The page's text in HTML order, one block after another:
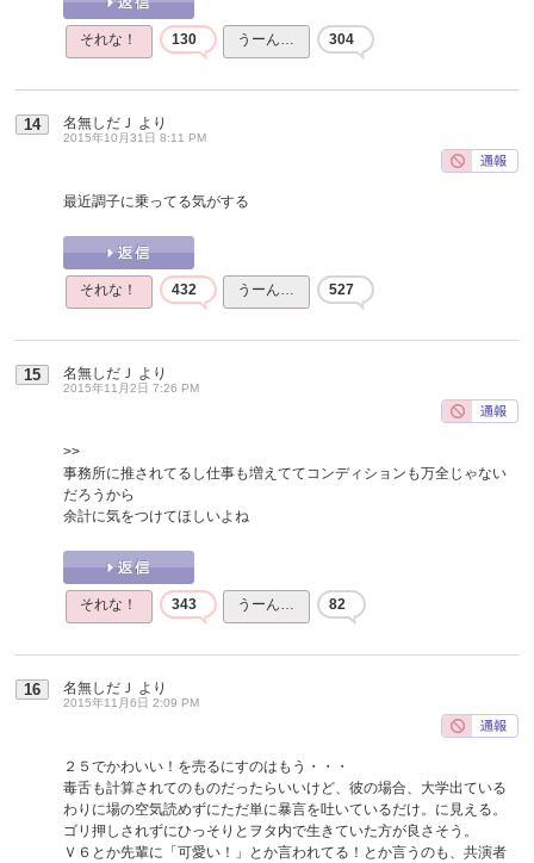
それな！ 130 うーん… 304
14 名無しだＪ より
2015年10月31日 8:11 PM
最近調子に乗ってる気がする
それな！ 432 うーん… 527
15 名無しだＪ より
2015年11月2日 7:26 PM
>>
事務所に推されてるし仕事も増えててコンディションも万全じゃない
だろうから
余計に気をつけてほしいよね
それな！ 343 うーん… 82
16 名無しだＪ より
2015年11月6日 2:09 PM
２５でかわいい！を売るにすのはもう・・・
毒舌も計算されてのものだったらいいけど、彼の場合、大学出ている
わりに場の空気読めずにただ単に暴言を吐いているだけ。に見える。
ゴリ押しされずにひっそりとヲタ内で生きていた方が良さそう。
Ｖ６とか先輩に「可愛い！」とか言われてる！とか言うのも、共演者